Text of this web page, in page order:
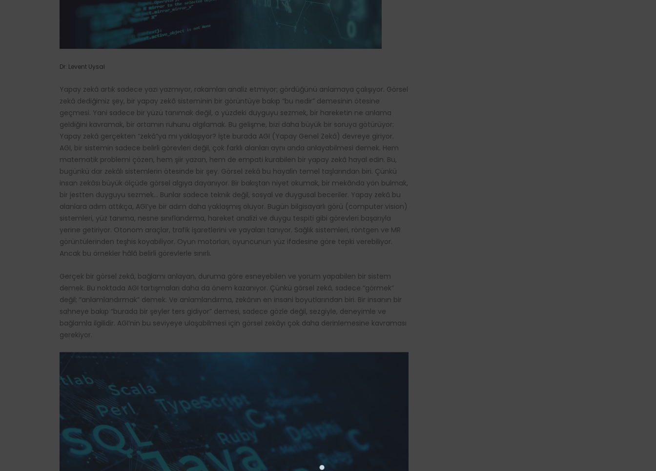
Dr. Levent Uysal
Yapay zekâ artık sadece yazı yazmıyor, rakamları analiz etmiyor; gördüğünü anlamaya çalışıyor. Görsel
zekâ dediğimiz şey, bir yapay zekâ sisteminin bir görüntüye bakıp “bu nedir” demesinin ötesine
geçmesi. Yani sadece bir yüzü tanımak değil, o yüzdeki duyguyu sezmek, bir hareketin ne anlama
geldiğini kavramak, bir ortamın ruhunu algılamak. Bu gelişme, bizi daha büyük bir soruya götürüyor:
Yapay zekâ gerçekten “zekâ”ya mı yaklaşıyor? İşte burada AGI (Yapay Genel Zekâ) devreye giriyor.
AGI, bir sistemin sadece belirli görevleri değil, çok farklı alanları aynı anda anlayabilmesi demek. Hem
matematik problemi çözen, hem şiir yazan, hem de empati kurabilen bir yapay zekâ hayal edin. Bu,
bugünkü dar zekâlı sistemlerin ötesinde bir şey. Görsel zekâ bu hayalin temel taşlarından biri. Çünkü
insan zekâsı büyük ölçüde görsel algıya dayanıyor. Bir bakıştan niyet okumak, bir mekânda yön bulmak,
bir jestten duyguyu sezmek… Bunlar sadece teknik değil, sosyal ve duygusal beceriler. Yapay zekâ bu
alanlara adım attıkça, AGI’ye bir adım daha yaklaşmış oluyor. Bugün bilgisayarlı görü (computer vision)
sistemleri, yüz tanıma, nesne sınıflandırma, hareket analizi ve duygu tespiti gibi görevleri başarıyla
yerine getiriyor. Otonom araçlar, trafik işaretlerini ve yayaları tanıyor. Sağlık sistemleri, röntgen ve MR
görüntülerinden teşhis koyabiliyor. Oyun motorları, oyuncunun yüz ifadesine göre tepki verebiliyor.
Ancak bu örnekler hâlâ belirli görevlerle sınırlı.
Gerçek bir görsel zekâ, bağlamı anlayan, duruma göre esneyebilen ve yorum yapabilen bir sistem
demek. Bu noktada AGI tartışmaları daha da önem kazanıyor. Çünkü görsel zekâ, sadece “görmek”
değil; “anlamlandırmak” demek. Ve anlamlandırma, zekânın en insani boyutlarından biri. Bir insanın bir
sahneye bakıp “burada bir şeyler ters gidiyor” demesi, sadece gözle değil, sezgiyle, deneyimle ve
bağlamla ilgilidir. AGI’nin bu seviyeye ulaşabilmesi için görsel zekâyı çok daha derinlemesine kavraması
gerekiyor.